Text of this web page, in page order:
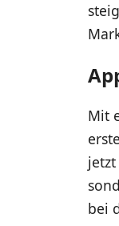
Mit
bei